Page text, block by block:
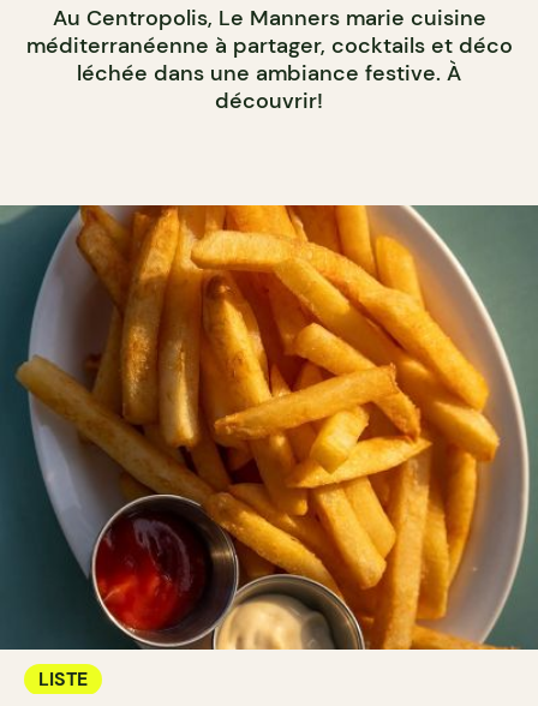
Au Centropolis, Le Manners marie cuisine
méditerranéenne à partager, cocktails et déco
léchée dans une ambiance festive. À
découvrir!
LISTE